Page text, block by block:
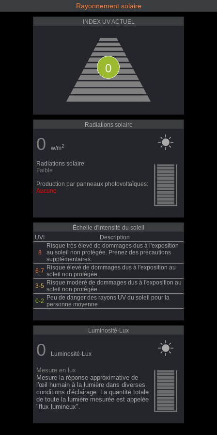
Rayonnement solaire
INDEX UV ACTUEL
0
Radiations solaire
0 w/m2
Radiations solaire:
Faible
Production par panneaux photovoltaïques:
Aucune
Échelle d'intensité du soleil
UVI
Description
8
Risque très élevé de dommages dus à l'exposition
au soleil non protégée. Prenez des précautions
supplémentaires.
6-7 Risque élevé de dommages dus à l'exposition au
soleil non protégée.
3-5 Risque modéré de dommages dus à l'exposition au
soleil non protégée.
0-2 Peu de danger des rayons UV du soleil pour la
personne moyenne
Luminosité-Lux
0 Luminosité-Lux
Mesure en lux
Mesure la réponse approximative de
l'œil humain à la lumière dans diverses
conditions d'éclairage. La quantité totale
de toute la lumière mesurée est appelée
"flux lumineux".